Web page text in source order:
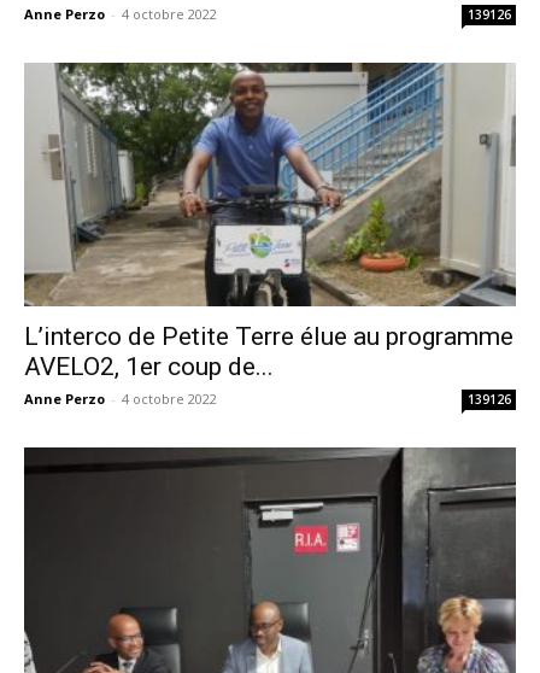
Anne Perzo - 4 octobre 2022 139126
L’interco de Petite Terre élue au programme
AVELO2, 1er coup de...
Anne Perzo - 4 octobre 2022 139126